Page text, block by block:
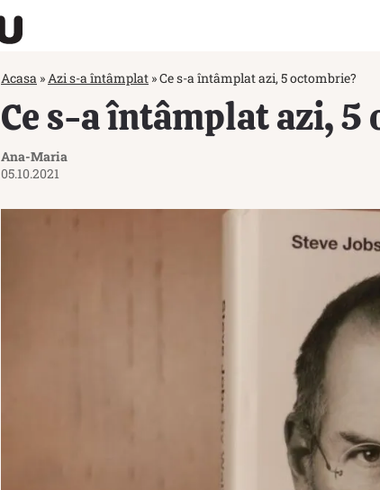
Acasa »Azi s-a întâmplat »Ce s-a întâmplat azi, 5 octombrie?
Ce s-a întâmplat azi, 5
Ana-Maria
05.10.2021